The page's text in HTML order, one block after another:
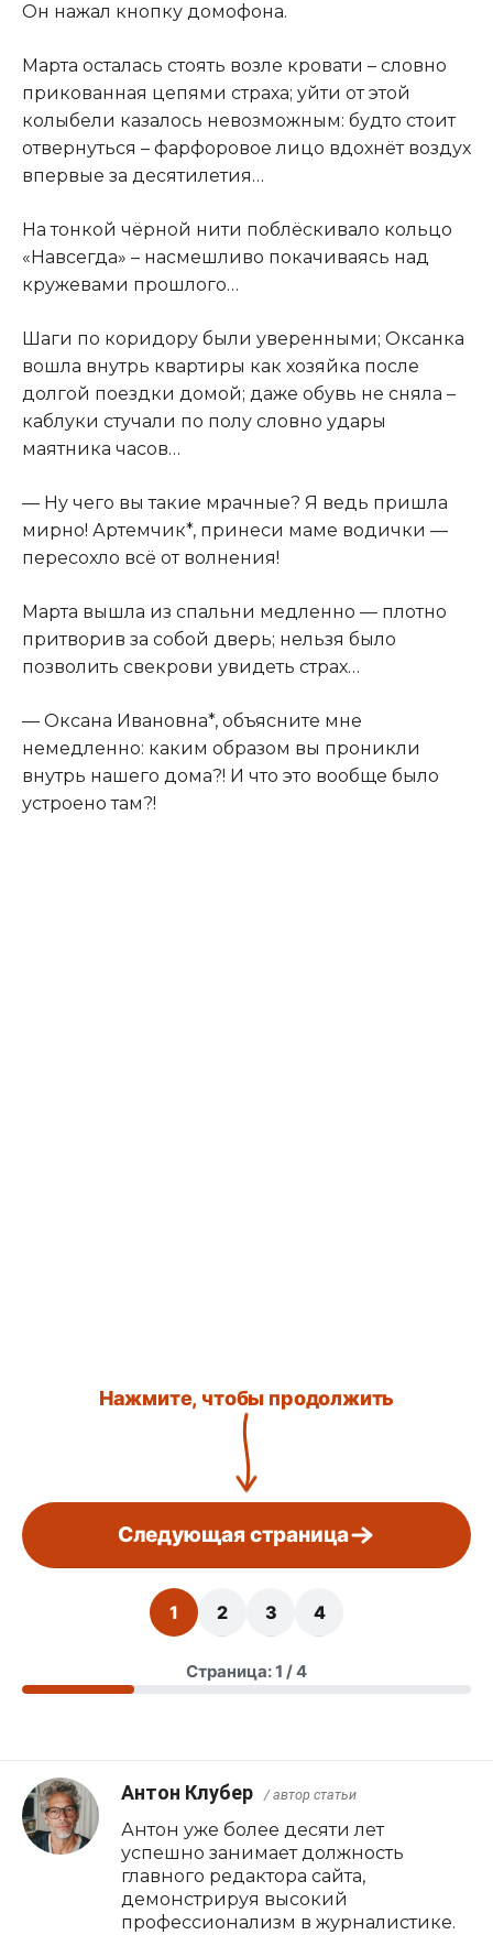
Он нажал кнопку домофона.
Марта осталась стоять возле кровати – словно
прикованная цепями страха; уйти от этой
колыбели казалось невозможным: будто стоит
отвернуться – фарфоровое лицо вдохнёт воздух
впервые за десятилетия…
На тонкой чёрной нити поблёскивало кольцо
«Навсегда» – насмешливо покачиваясь над
кружевами прошлого…
Шаги по коридору были уверенными; Оксанка
вошла внутрь квартиры как хозяйка после
долгой поездки домой; даже обувь не сняла –
каблуки стучали по полу словно удары
маятника часов…
— Ну чего вы такие мрачные? Я ведь пришла
мирно! Артемчик*, принеси маме водички —
пересохло всё от волнения!
Марта вышла из спальни медленно — плотно
притворив за собой дверь; нельзя было
позволить свекрови увидеть страх…
— Оксана Ивановна*, объясните мне
немедленно: каким образом вы проникли
внутрь нашего дома?! И что это вообще было
устроено там?!
Нажмите, чтобы продолжить
Следующая страница
1 2 3 4
Страница: 1 / 4
Антон Клубер / автор статьи
Антон уже более десяти лет
успешно занимает должность
главного редактора сайта,
демонстрируя высокий
профессионализм в журналистике.